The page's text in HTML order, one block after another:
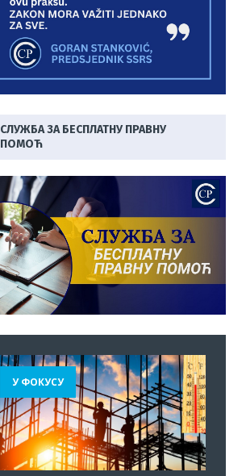
СЛУЖБА ЗА БЕСПЛАТНУ ПРАВНУ
ПОМОЋ
У ФОКУСУ